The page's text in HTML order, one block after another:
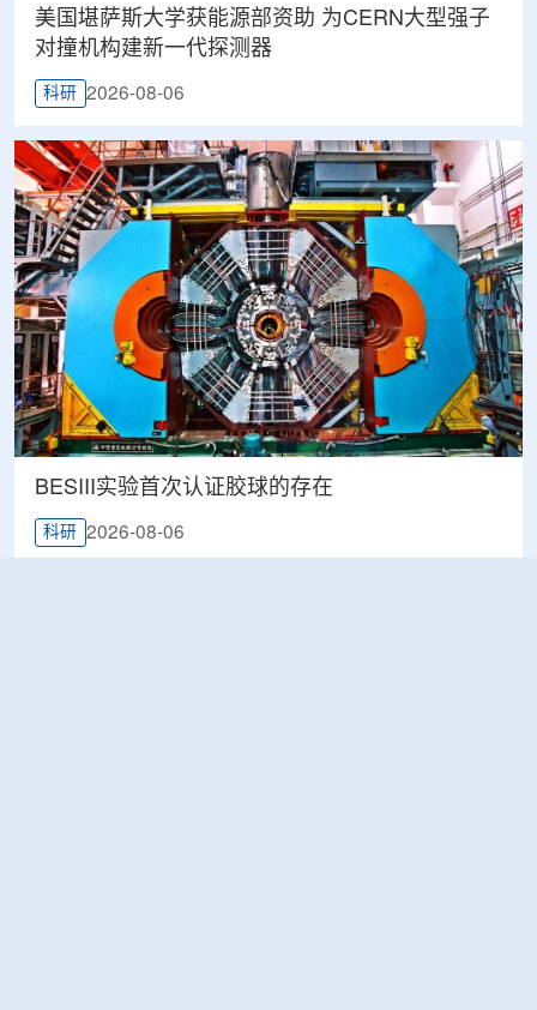
美国堪萨斯大学获能源部资助 为CERN大型强子
对撞机构建新一代探测器
科研 2026-08-06
BESIII实验首次认证胶球的存在
科研 2026-08-06